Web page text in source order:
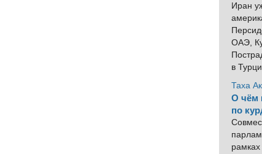
Иран
ОАЭ,
в
Таха
О чём
по